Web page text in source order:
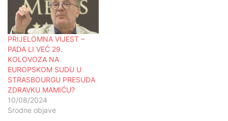
PRIJELOMNA VIJEST –
PADA LI VEĆ 29.
KOLOVOZA NA
EUROPSKOM SUDU U
STRASBOURGU PRESUDA
ZDRAVKU MAMIĆU?
10/08/2024
Srodne objave